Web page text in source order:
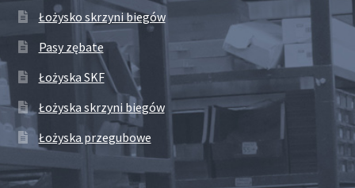
Łożysko skrzyni biegów
Pasy zębate
Łożyska SKF
Łożyska skrzyni biegów
Łożyska przegubowe